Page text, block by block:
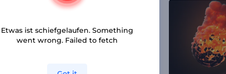
Etwas ist schiefgelaufen. Something
went wrong. Failed to fetch